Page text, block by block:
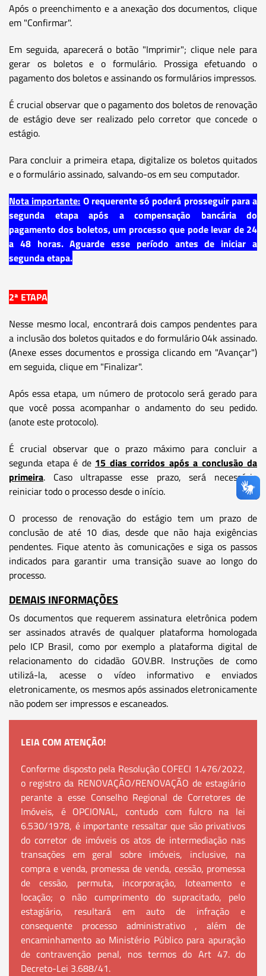
Após o preenchimento e a anexação dos documentos, clique
em "Confirmar".
Em seguida, aparecerá o botão "Imprimir"; clique nele para
gerar os boletos e o formulário. Prossiga efetuando o
pagamento dos boletos e assinando os formulários impressos.
É crucial observar que o pagamento dos boletos de renovação
de estágio deve ser realizado pelo corretor que concede o
estágio.
Para concluir a primeira etapa, digitalize os boletos quitados
e o formulário assinado, salvando-os em seu computador.
Nota importante: O requerente só poderá prosseguir para a
segunda etapa após a compensação bancária do
pagamento dos boletos, um processo que pode levar de 24
a 48 horas. Aguarde esse período antes de iniciar a
segunda etapa.
2ª ETAPA
Nesse mesmo local, encontrará dois campos pendentes para
a inclusão dos boletos quitados e do formulário 04k assinado.
(Anexe esses documentos e prossiga clicando em "Avançar")
em seguida, clique em "Finalizar".
Após essa etapa, um número de protocolo será gerado para
que você possa acompanhar o andamento do seu pedido.
(anote este protocolo).
É crucial observar que o prazo máximo para concluir a
segunda etapa é de 15 dias corridos após a conclusão da
primeira. Caso ultrapasse esse prazo, será necessário
reiniciar todo o processo desde o início.
O processo de renovação do estágio tem um prazo de
conclusão de até 10 dias, desde que não haja exigências
pendentes. Fique atento às comunicações e siga os passos
indicados para garantir uma transição suave ao longo do
processo.
DEMAIS INFORMAÇÕES
Os documentos que requerem assinatura eletrônica podem
ser assinados através de qualquer plataforma homologada
pelo ICP Brasil, como por exemplo a plataforma digital de
relacionamento do cidadão GOV.BR. Instruções de como
utilizá-la, acesse o vídeo informativo e enviados
eletronicamente, os mesmos após assinados eletronicamente
não podem ser impressos e escaneados.
LEIA COM ATENÇÃO!
Conforme disposto pela Resolução COFECI 1.476/2022,
o registro da RENOVAÇÃO/RENOVAÇÃO de estagiário
perante a esse Conselho Regional de Corretores de
Imóveis, é OPCIONAL, contudo com fulcro na lei
6.530/1978, é importante ressaltar que são privativos
do corretor de imóveis os atos de intermediação nas
transações em geral sobre imóveis, inclusive, na
compra e venda, promessa de venda, cessão, promessa
de cessão, permuta, incorporação, loteamento e
locação; o não cumprimento do supracitado, pelo
estagiário, resultará em auto de infração e
consequente processo administrativo , além de
encaminhamento ao Ministério Público para apuração
de contravenção penal, nos termos do Art 47. do
Decreto-Lei 3.688/41.